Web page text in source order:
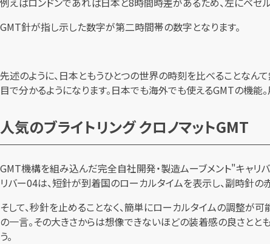
GMT針が指し示した数字が第二時間帯の数字となります。
先述のように、日本ともうひとつの世界の時刻を比べることな
目で分かるようになります。日本でも海外でも使えるGMTの機能
人気のブライトリング クロノマットGMT
GMT機構を組み込んだ完全自社開発・製造ムーブメント"キャリ
リバー04は、短針が到着国のローカルタイムを表示し、副時針
そして、秒針を止めることなく、簡単にローカルタイムの調整が
の一言。その大きさからは想像できないほどの装着感の良さとと
う。